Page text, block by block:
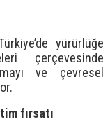
yürürlüğe
çerçevesinde
ve çevresel
fırsatı